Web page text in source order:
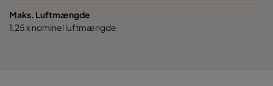
Maks. Luftmængde
1,25 x nominel luftmængde